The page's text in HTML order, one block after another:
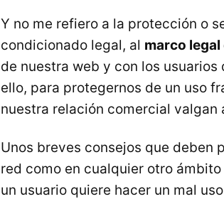
Y no me refiero a la protección o
condicionado legal, al marco
de nuestra web y con los
ello, para protegernos de un uso
nuestra relación comercial valgan
Unos breves consejos que deben
red como en cualquier otro
un usuario quiere hacer un mal